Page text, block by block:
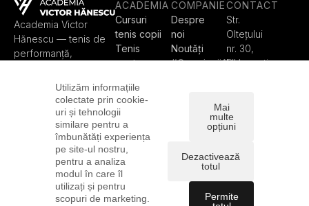
Academia Victor
Hănescu — tenis de
performanță,
copii, juniori, adulți și
Padel Club, în
București.
ACADEMIA
Cursuri
tenis copii
Tenis
pentru
Train Like
a Pro
Padel
Teren
tenis
Rezervă
teren
COMPANIE
Despre
noi
Noutăți
#CampioniiAVH
CONTACT
Str.
Olteţului
nr. 30,
București
victorhan
escu.ro
+4 0799
Utilizăm informațiile
colectate prin cookie-
uri și tehnologii
similare pentru a
îmbunătăți experiența
pe site-ul nostru,
pentru a analiza
modul în care îl
utilizați și pentru
scopuri de marketing.
Mai
multe
opțiuni
Dezactivează
totul
Permite